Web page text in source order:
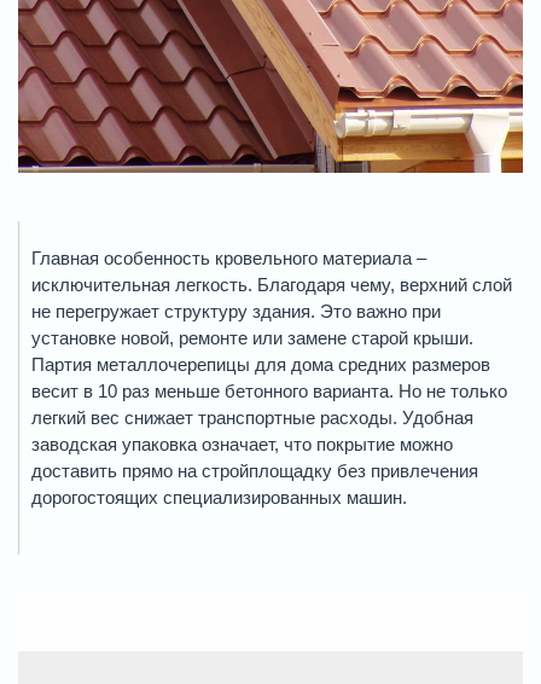
Главная особенность кровельного материала –
исключительная легкость. Благодаря чему, верхний слой
не перегружает структуру здания. Это важно при
установке новой, ремонте или замене старой крыши.
Партия металлочерепицы для дома средних размеров
весит в 10 раз меньше бетонного варианта. Но не только
легкий вес снижает транспортные расходы. Удобная
заводская упаковка означает, что покрытие можно
доставить прямо на стройплощадку без привлечения
дорогостоящих специализированных машин.